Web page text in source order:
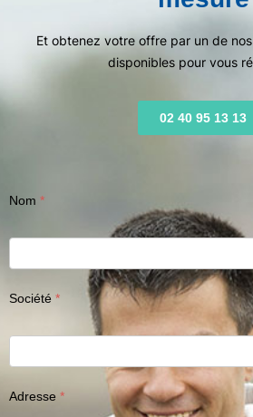
Et obtenez votre offre par un de
disponibles pour vous
02 40 95 13 13
Nom
Société
Adresse